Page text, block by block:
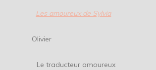
Les amoureux de Sylvia
Olivier
amoureux